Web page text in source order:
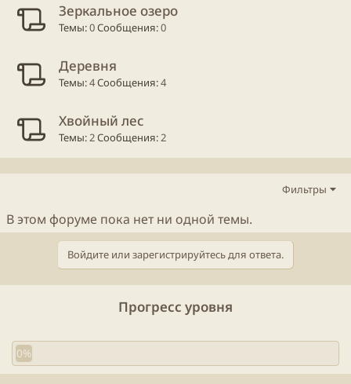
Зеркальное озеро
Темы 0Сообщения 0
Деревня
Темы 4Сообщения 4
Хвойный лес
Темы 2Сообщения 2
Фильтры
В этом форуме пока нет ни одной темы.
Войдите или зарегистрируйтесь для ответа.
Прогресс уровня
0%